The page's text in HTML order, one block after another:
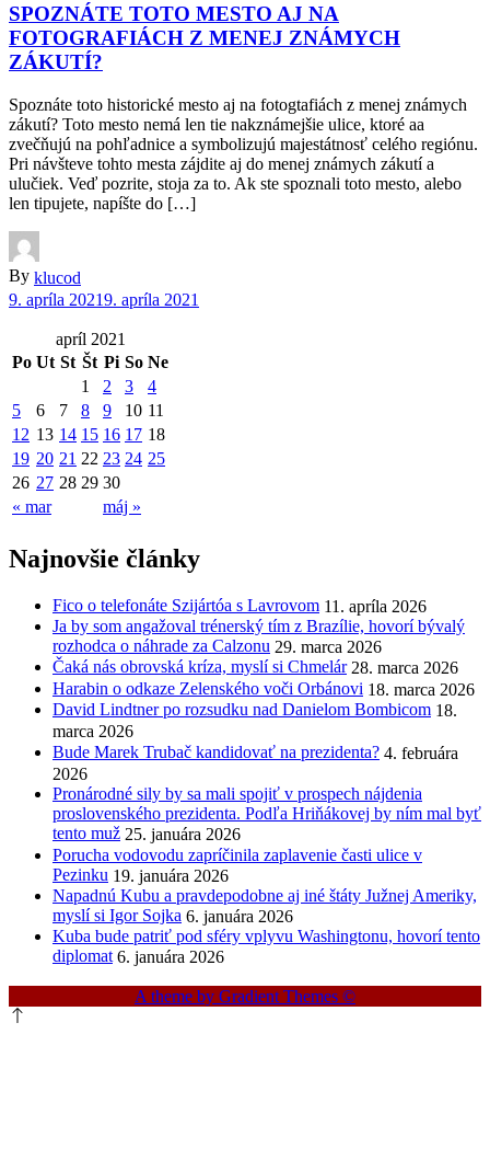
SPOZNÁTE TOTO MESTO AJ NA
FOTOGRAFIÁCH Z MENEJ ZNÁMYCH
ZÁKUTÍ?
Spoznáte toto historické mesto aj na fotogtafiách z menej známych
zákutí? Toto mesto nemá len tie nakznámejšie ulice, ktoré aa
zvečňujú na pohľadnice a symbolizujú majestátnosť celého regiónu.
Pri návšteve tohto mesta zájdite aj do menej známych zákutí a
ulučiek. Veď pozrite, stoja za to. Ak ste spoznali toto mesto, alebo
len tipujete, napíšte do […]
By klucod
9. apríla 20219. apríla 2021
apríl 2021
Po Ut St Št Pi So Ne
« mar máj »
1 2 3
4
5
6 7 8 9 10 11
12 13 14 15 16 17 18
19 20 21 22 23 24 25
26 27 28 29 30
Najnovšie články
Fico o telefonáte Szijártóa s Lavrovom 11. apríla 2026
Ja by som angažoval trénerský tím z Brazílie, hovorí bývalý
rozhodca o náhrade za Calzonu 29. marca 2026
Čaká nás obrovská kríza, myslí si Chmelár 28. marca 2026
Harabin o odkaze Zelenského voči Orbánovi 18. marca 2026
David Lindtner po rozsudku nad Danielom Bombicom 18.
marca 2026
Bude Marek Trubač kandidovať na prezidenta? 4. februára
2026
Pronárodné sily by sa mali spojiť v prospech nájdenia
proslovenského prezidenta. Podľa Hriňákovej by ním mal byť
tento muž 25. januára 2026
Porucha vodovodu zapríčinila zaplavenie časti ulice v
Pezinku 19. januára 2026
Napadnú Kubu a pravdepodobne aj iné štáty Južnej Ameriky,
myslí si Igor Sojka 6. januára 2026
Kuba bude patriť pod sféry vplyvu Washingtonu, hovorí tento
diplomat 6. januára 2026
A theme by Gradient Themes ©